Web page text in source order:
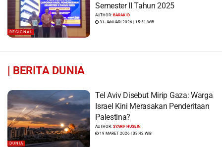
REGIONAL
Semester II Tahun 2025
AUTHOR:BARAK ID
31 JANUARI 2026 | 15:51 WIB
| BERITA DUNIA
DUNIA
Tel Aviv Disebut Mirip Gaza: Warga
Israel Kini Merasakan Penderitaan
Palestina?
AUTHOR:SYARIF HUSEIN
19 MARET 2026 | 03:42 WIB